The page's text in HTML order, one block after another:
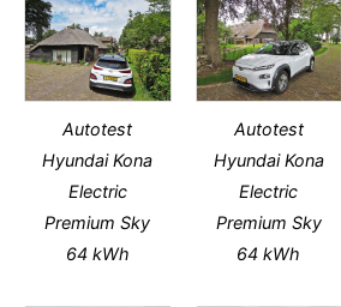
Autotest
Hyundai Kona
Electric
Premium Sky
64 kWh
Autotest
Hyundai Kona
Electric
Premium Sky
64 kWh